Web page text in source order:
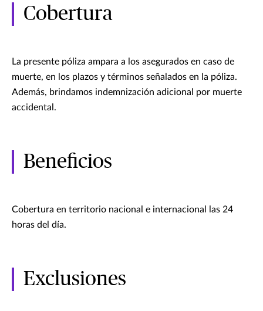
Cobertura
La presente póliza ampara a los asegurados en caso de
muerte, en los plazos y términos señalados en la póliza.
Además, brindamos indemnización adicional por muerte
accidental.
Beneficios
Cobertura en territorio nacional e internacional las 24
horas del día.
Exclusiones